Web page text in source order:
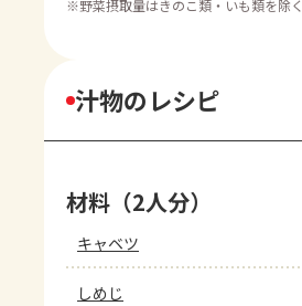
※野菜摂取量はきのこ類・いも類を除く
汁物のレシピ
材料（2人分）
キャベツ
しめじ